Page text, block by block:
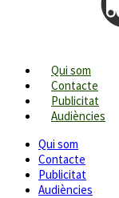
Qui som
Contacte
Publicitat
Audiències
Qui som
Contacte
Publicitat
Audiències